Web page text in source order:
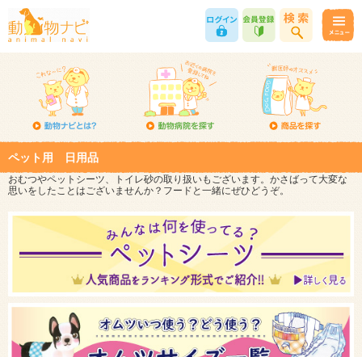
ペット用 日用品
おむつやペットシーツ、トイレ砂の取り扱いもございます。かさばって大変な
思いをしたことはございませんか？フードと一緒にぜひどうぞ。